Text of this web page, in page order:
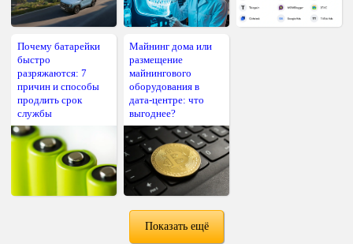
Почему батарейки
быстро
разряжаются: 7
причин и способы
продлить срок
службы
Майнинг дома или
размещение
майнингового
оборудования в
дата-центре: что
выгоднее?
Показать ещё